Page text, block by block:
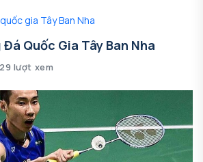
Quốc Gia Tây Ban Nha
lượt xem